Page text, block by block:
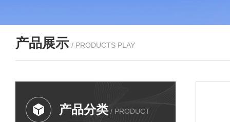
产品展示 / PRODUCTS PLAY
产品分类 / PRODUCT